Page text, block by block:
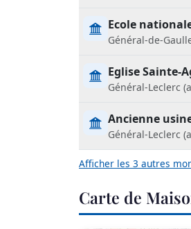
Ecole
Général-de-
Eglise Sainte-
Général-Leclerc
Ancienne
Général-Leclerc
Afficher les 3 autres
Carte de